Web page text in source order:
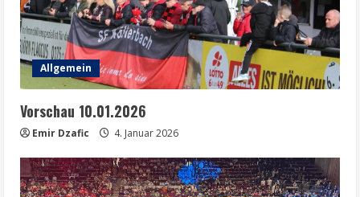
Allgemein
Vorschau 10.01.2026
Emir Dzafic 4. Januar 2026